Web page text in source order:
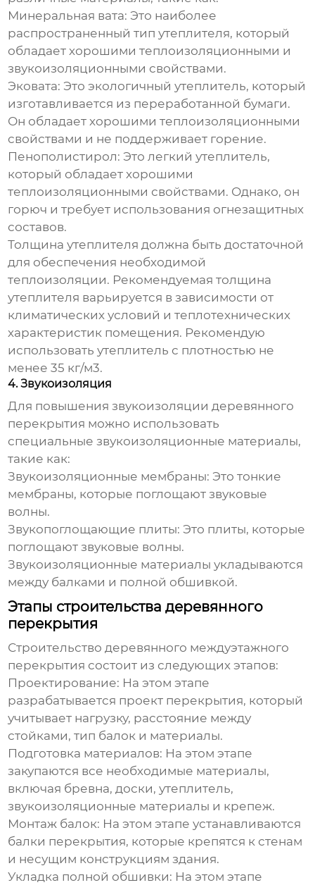
Минеральная вата: Это наиболее
распространенный тип утеплителя, который
обладает хорошими теплоизоляционными и
звукоизоляционными свойствами.
Эковата: Это экологичный утеплитель, который
изготавливается из переработанной бумаги.
Он обладает хорошими теплоизоляционными
свойствами и не поддерживает горение.
Пенополистирол: Это легкий утеплитель,
который обладает хорошими
теплоизоляционными свойствами. Однако, он
горюч и требует использования огнезащитных
составов.
Толщина утеплителя должна быть достаточной
для обеспечения необходимой
теплоизоляции. Рекомендуемая толщина
утеплителя варьируется в зависимости от
климатических условий и теплотехнических
характеристик помещения. Рекомендую
использовать утеплитель с плотностью не
менее 35 кг/м3.
4. Звукоизоляция
Для повышения звукоизоляциидеревянного
перекрытия можно использовать
специальные звукоизоляционные материалы,
такие как:
Звукоизоляционные мембраны: Это тонкие
мембраны, которые поглощают звуковые
волны.
Звукопоглощающие плиты: Это плиты, которые
поглощают звуковые волны.
Звукоизоляционные материалы укладываются
между балками и полной обшивкой.
Этапы строительства деревянного
перекрытия
Строительстводеревянного междуэтажного
перекрытия состоит из следующих этапов:
Проектирование: На этом этапе
разрабатывается проект перекрытия, который
учитывает нагрузку, расстояние между
стойками, тип балок и материалы.
Подготовка материалов: На этом этапе
закупаются все необходимые материалы,
включая бревна, доски, утеплитель,
звукоизоляционные материалы и крепеж.
Монтаж балок: На этом этапе устанавливаются
балки перекрытия, которые крепятся к стенам
и несущим конструкциям здания.
Укладка полной обшивки: На этом этапе